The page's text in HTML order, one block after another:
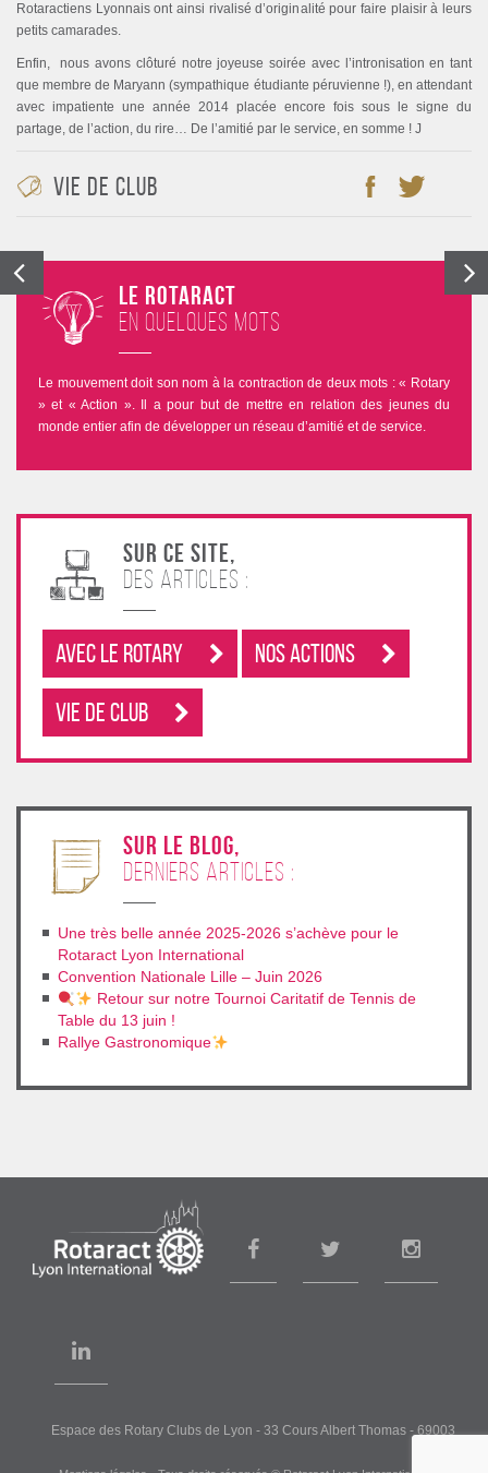
Rotaractiens Lyonnais ont ainsi rivalisé d’originalité pour faire plaisir à leurs
petits camarades.
Enfin, nous avons clôturé notre joyeuse soirée avec l’intronisation en tant
que membre de Maryann (sympathique étudiante péruvienne !), en attendant
avec impatiente une année 2014 placée encore fois sous le signe du
partage, de l’action, du rire… De l’amitié par le service, en somme ! J
Vie de club
Le Rotaract
en quelques mots
Le mouvement doit son nom à la contraction de deux mots : « Rotary
» et « Action ». Il a pour but de mettre en relation des jeunes du
monde entier afin de développer un réseau d’amitié et de service.
Sur ce site,
des articles :
Avec le rotary Nos Actions
Vie de club
sur le blog,
derniers articles :
Une très belle année 2025-2026 s’achève pour le
Rotaract Lyon International
Convention Nationale Lille – Juin 2026
Retour sur notre Tournoi Caritatif de Tennis de
Table du 13 juin !
Rallye Gastronomique
Espace des Rotary Clubs de Lyon - 33 Cours Albert Thomas - 69003